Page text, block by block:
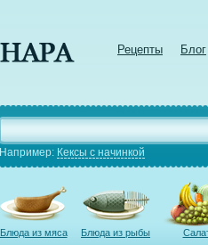
Рецепты Блог
Например: Кексы с начинкой
Блюда из мяса Блюда из рыбы